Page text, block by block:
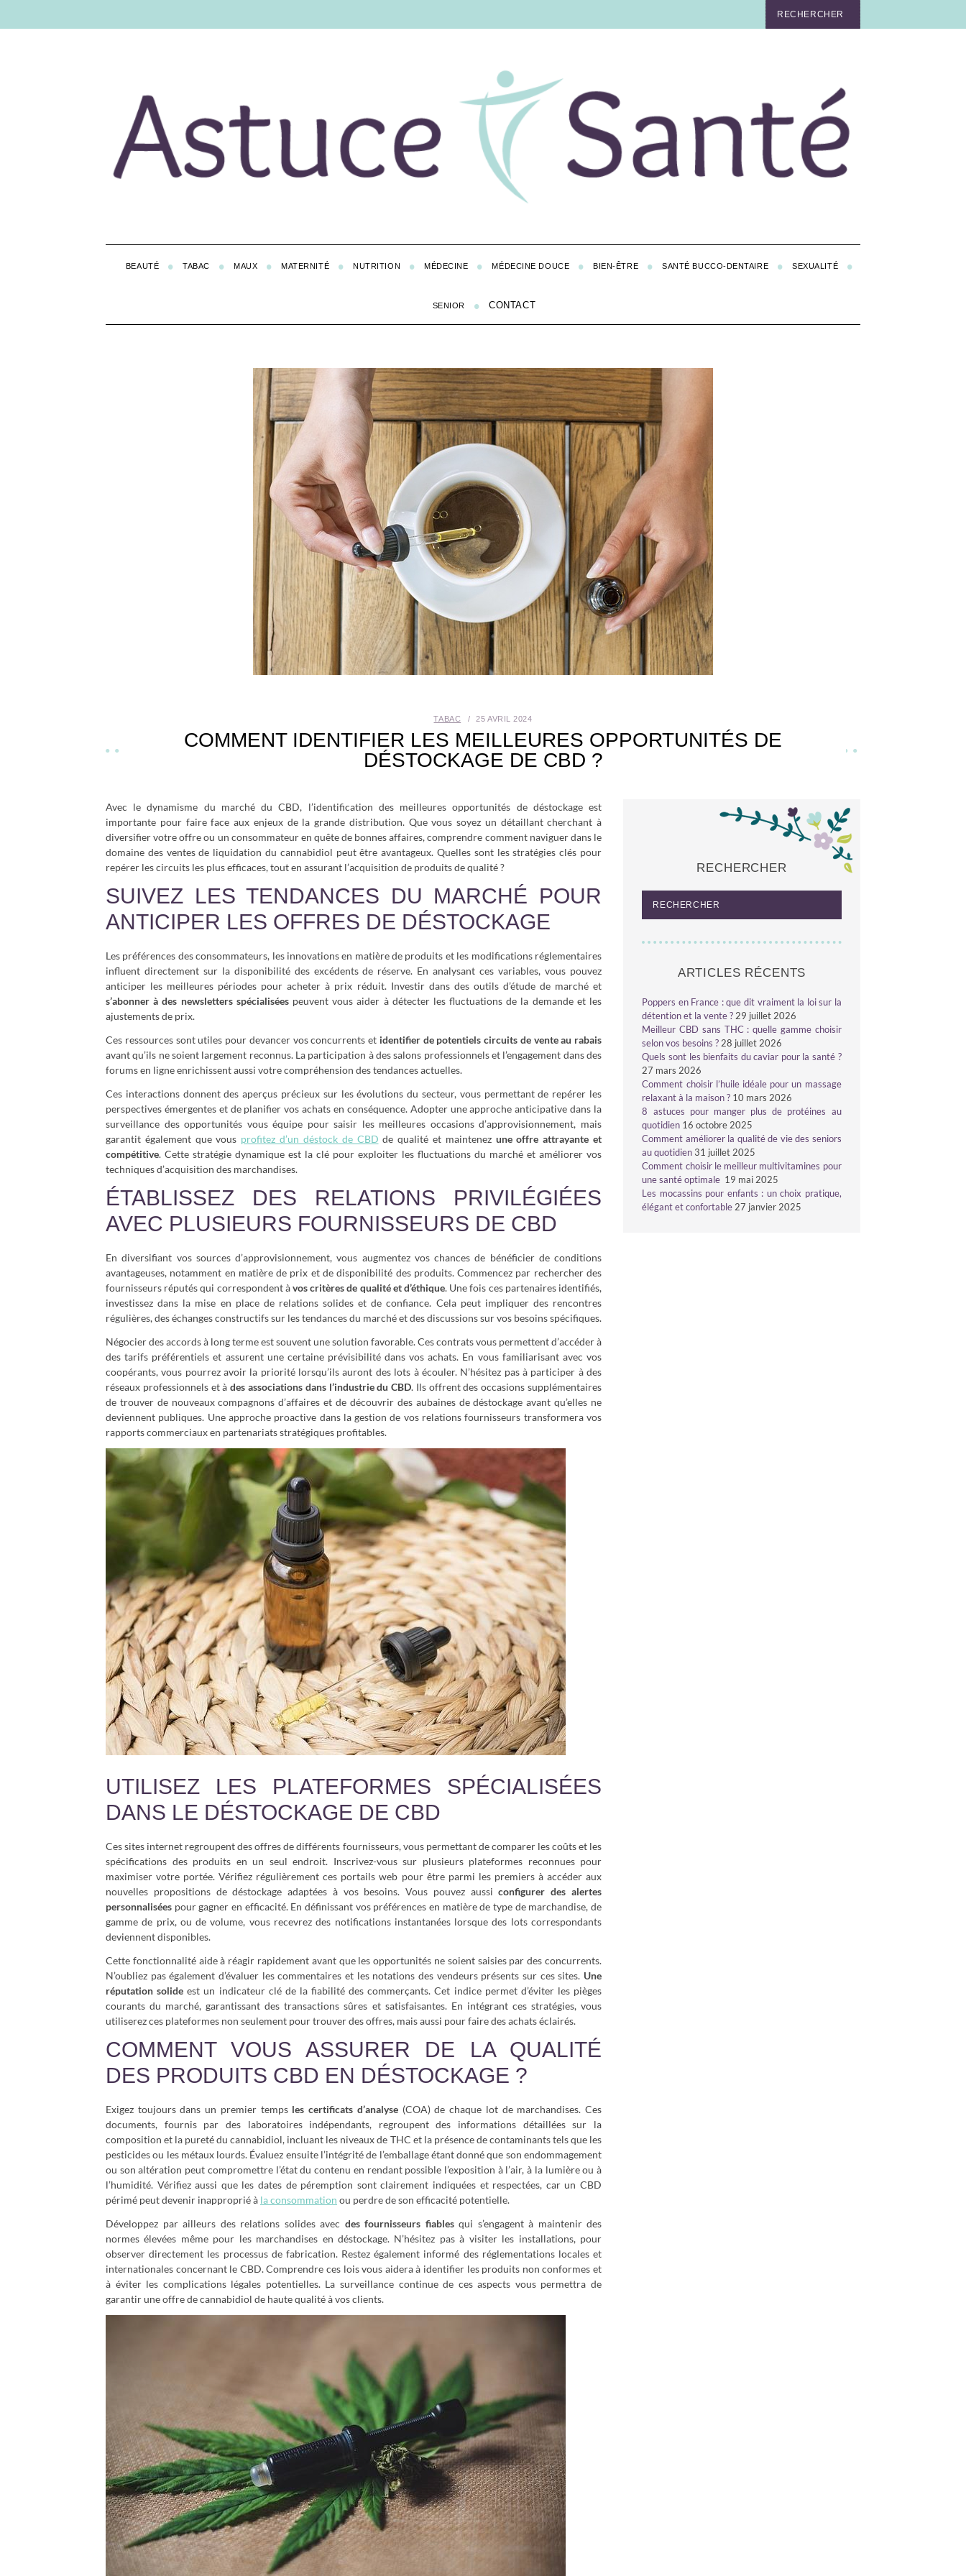
BEAUTÉ TABAC MAUX MATERNITÉ NUTRITION MÉDECINE MÉDECINE DOUCE BIEN-ÊTRE SANTÉ BUCCO-DENTAIRE SEXUALITÉ
SENIOR CONTACT
TABAC 25 AVRIL 2024
COMMENT IDENTIFIER LES MEILLEURES OPPORTUNITÉS DE
DÉSTOCKAGE DE CBD ?
Avec le dynamisme du marché du CBD, l’identification des meilleures opportunités de déstockage est
importante pour faire face aux enjeux de la grande distribution. Que vous soyez un détaillant cherchant à
diversifier votre offre ou un consommateur en quête de bonnes affaires, comprendre comment naviguer dans le
domaine des ventes de liquidation du cannabidiol peut être avantageux. Quelles sont les stratégies clés pour
repérer les circuits les plus efficaces, tout en assurant l’acquisition de produits de qualité ?
SUIVEZ LES TENDANCES DU MARCHÉ POUR
ANTICIPER LES OFFRES DE DÉSTOCKAGE
Les préférences des consommateurs, les innovations en matière de produits et les modifications réglementaires
influent directement sur la disponibilité des excédents de réserve. En analysant ces variables, vous pouvez
anticiper les meilleures périodes pour acheter à prix réduit. Investir dans des outils d’étude de marché et
s’abonner à des newsletters spécialiséespeuvent vous aider à détecter les fluctuations de la demande et les
ajustements de prix.
Ces ressources sont utiles pour devancer vos concurrents et identifier de potentiels circuits de vente au rabais
avant qu’ils ne soient largement reconnus. La participation à des salons professionnels et l’engagement dans des
forums en ligne enrichissent aussi votre compréhension des tendances actuelles.
Ces interactions donnent des aperçus précieux sur les évolutions du secteur, vous permettant de repérer les
perspectives émergentes et de planifier vos achats en conséquence. Adopter une approche anticipative dans la
surveillance des opportunités vous équipe pour saisir les meilleures occasions d’approvisionnement, mais
garantit également que vous profitez d’un déstock de CBD de qualité et maintenez une offre attrayante et
compétitive. Cette stratégie dynamique est la clé pour exploiter les fluctuations du marché et améliorer vos
techniques d’acquisition des marchandises.
ÉTABLISSEZ DES RELATIONS PRIVILÉGIÉES
AVEC PLUSIEURS FOURNISSEURS DE CBD
En diversifiant vos sources d’approvisionnement, vous augmentez vos chances de bénéficier de conditions
avantageuses, notamment en matière de prix et de disponibilité des produits. Commencez par rechercher des
fournisseurs réputés qui correspondent àvos critères de qualité et d’éthique. Une fois ces partenaires identifiés,
investissez dans la mise en place de relations solides et de confiance. Cela peut impliquer des rencontres
régulières, des échanges constructifs sur les tendances du marché et des discussions sur vos besoins spécifiques.
Négocier des accords à long terme est souvent une solution favorable. Ces contrats vous permettent d’accéder à
des tarifs préférentiels et assurent une certaine prévisibilité dans vos achats. En vous familiarisant avec vos
coopérants, vous pourrez avoir la priorité lorsqu’ils auront des lots à écouler. N’hésitez pas à participer à des
réseaux professionnels et à des associations dans l’industrie du CBD. Ils offrent des occasions supplémentaires
de trouver de nouveaux compagnons d’affaires et de découvrir des aubaines de déstockage avant qu’elles ne
deviennent publiques. Une approche proactive dans la gestion de vos relations fournisseurs transformera vos
rapports commerciaux en partenariats stratégiques profitables.
UTILISEZ LES PLATEFORMES SPÉCIALISÉES
DANS LE DÉSTOCKAGE DE CBD
Ces sites internet regroupent des offres de différents fournisseurs, vous permettant de comparer les coûts et les
spécifications des produits en un seul endroit. Inscrivez-vous sur plusieurs plateformes reconnues pour
maximiser votre portée. Vérifiez régulièrement ces portails web pour être parmi les premiers à accéder aux
nouvelles propositions de déstockage adaptées à vos besoins. Vous pouvez aussiconfigurer des alertes
personnalisées pour gagner en efficacité. En définissant vos préférences en matière de type de marchandise, de
gamme de prix, ou de volume, vous recevrez des notifications instantanées lorsque des lots correspondants
deviennent disponibles.
Cette fonctionnalité aide à réagir rapidement avant que les opportunités ne soient saisies par des concurrents.
N’oubliez pas également d’évaluer les commentaires et les notations des vendeurs présents sur ces sites. Une
réputation solide est un indicateur clé de la fiabilité des commerçants. Cet indice permet d’éviter les pièges
courants du marché, garantissant des transactions sûres et satisfaisantes. En intégrant ces stratégies, vous
utiliserez ces plateformes non seulement pour trouver des offres, mais aussi pour faire des achats éclairés.
COMMENT VOUS ASSURER DE LA QUALITÉ
DES PRODUITS CBD EN DÉSTOCKAGE ?
Exigez toujours dans un premier temps les certificats d’analyse(COA) de chaque lot de marchandises. Ces
documents, fournis par des laboratoires indépendants, regroupent des informations détaillées sur la
composition et la pureté du cannabidiol, incluant les niveaux de THC et la présence de contaminants tels que les
pesticides ou les métaux lourds. Évaluez ensuite l’intégrité de l’emballage étant donné que son endommagement
ou son altération peut compromettre l’état du contenu en rendant possible l’exposition à l’air, à la lumière ou à
l’humidité. Vérifiez aussi que les dates de péremption sont clairement indiquées et respectées, car un CBD
périmé peut devenir inapproprié à la consommation ou perdre de son efficacité potentielle.
Développez par ailleurs des relations solides avec des fournisseurs fiablesqui s’engagent à maintenir des
normes élevées même pour les marchandises en déstockage. N’hésitez pas à visiter les installations, pour
observer directement les processus de fabrication. Restez également informé des réglementations locales et
internationales concernant le CBD. Comprendre ces lois vous aidera à identifier les produits non conformes et
à éviter les complications légales potentielles. La surveillance continue de ces aspects vous permettra de
garantir une offre de cannabidiol de haute qualité à vos clients.
RECHERCHER
ARTICLES RÉCENTS
Poppers en France : que dit vraiment la loi sur la
détention et la vente ? 29 juillet 2026
Meilleur CBD sans THC : quelle gamme choisir
selon vos besoins ? 28 juillet 2026
Quels sont les bienfaits du caviar pour la santé ?
27 mars 2026
Comment choisir l’huile idéale pour un massage
relaxant à la maison ? 10 mars 2026
8 astuces pour manger plus de protéines au
quotidien 16 octobre 2025
Comment améliorer la qualité de vie des seniors
au quotidien 31 juillet 2025
Comment choisir le meilleur multivitamines pour
une santé optimale 19 mai 2025
Les mocassins pour enfants : un choix pratique,
élégant et confortable 27 janvier 2025